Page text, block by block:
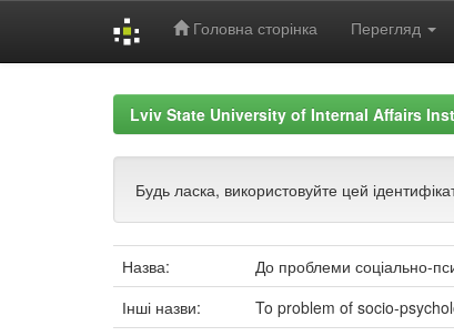
Головна сторінка Перегляд
Lviv State University of Internal Affairs
Будь ласка, використовуйте цей
Назва:
До проблеми соціально-
Інші назви:
To problem of socio-